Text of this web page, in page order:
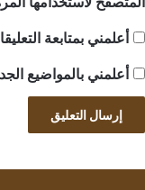
أعلمني بمتابعة
أعلمني بالمواضيع